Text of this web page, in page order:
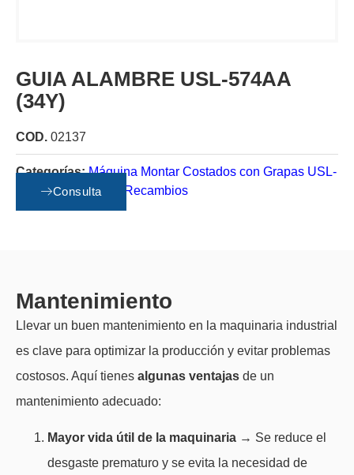
GUIA ALAMBRE USL-574AA
(34Y)
COD. 02137
Categorías: Máquina Montar Costados con Grapas USL-
B USM Vario Stop
Recambios
Consulta
Mantenimiento
Llevar un buen mantenimiento en la maquinaria industrial
es clave para optimizar la producción y evitar problemas
costosos. Aquí tienes algunas ventajas de un
mantenimiento adecuado:
Mayor vida útil de la maquinaria → Se reduce el
desgaste prematuro y se evita la necesidad de